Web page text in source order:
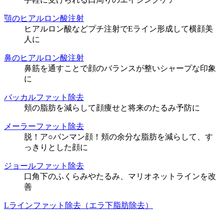
顎のヒアルロン酸注射
ヒアルロン酸などプチ注射でEライン形成して横顔美
人に
鼻のヒアルロン酸注射
鼻筋を通すことで顔のバランスが整いシャープな印象
に
バッカルファット除去
頬の脂肪を減らして顔痩せと将来のたるみ予防に
メーラーファット除去
脱！ア○パンマン顔！頬の余分な脂肪を減らして、す
っきりとした顔に
ジョールファット除去
口角下のふくらみやたるみ、マリオネットラインを改
善
Lラインファット除去（エラ下脂肪除去）